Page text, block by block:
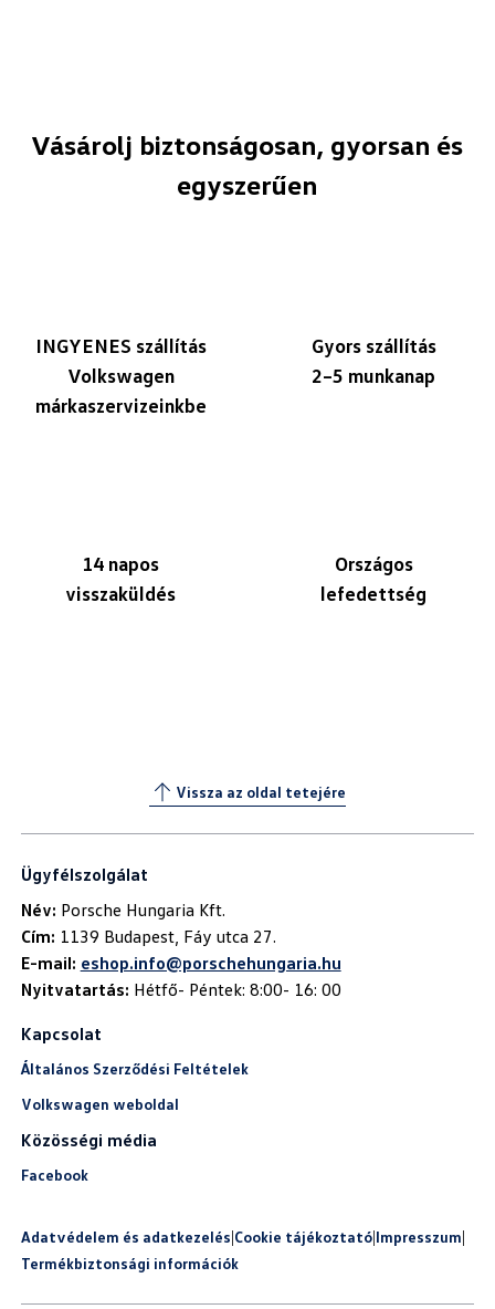
Vásárolj biztonságosan, gyorsan és
egyszerűen
INGYENES szállítás
Volkswagen
márkaszervizeinkbe
Gyors szállítás
2–5 munkanap
14 napos
visszaküldés
Országos
lefedettség
Vissza az oldal tetejére
Ügyfélszolgálat
Név:
Cím:
E-mail: eshop.info@porschehungaria.hu
Nyitvatartás: Hétfő- Péntek: 8:00- 16: 00
Kapcsolat
Általános Szerződési Feltételek
Volkswagen weboldal
Közösségi média
Facebook
Adatvédelem és adatkezelés|Cookie tájékoztató|Impresszum|
Termékbiztonsági információk